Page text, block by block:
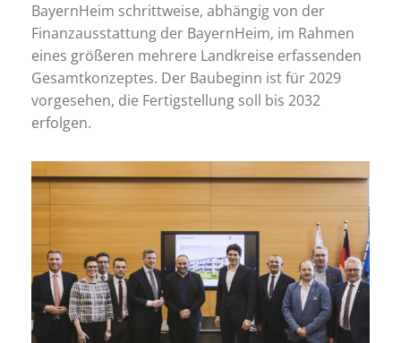
BayernHeim schrittweise, abhängig von der
Finanzausstattung der BayernHeim, im Rahmen
eines größeren mehrere Landkreise erfassenden
Gesamtkonzeptes. Der Baubeginn ist für 2029
vorgesehen, die Fertigstellung soll bis 2032
erfolgen.